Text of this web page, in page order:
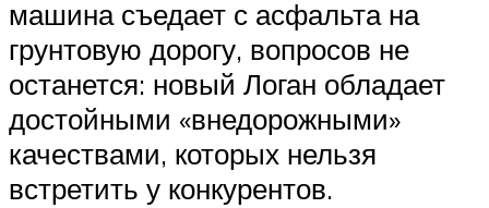
машина съедает с асфальта на
грунтовую дорогу, вопросов не
останется: новый Логан обладает
достойными «внедорожными»
качествами, которых нельзя
встретить у конкурентов.